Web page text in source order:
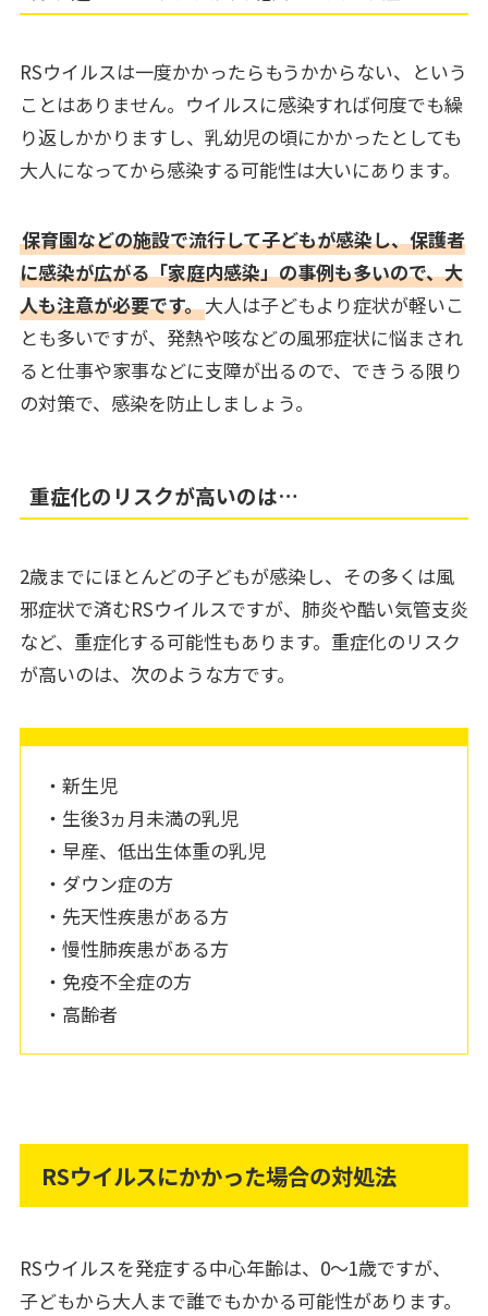
RSウイルスは一度かかったらもうかからない、という
ことはありません。ウイルスに感染すれば何度でも繰
り返しかかりますし、乳幼児の頃にかかったとしても
大人になってから感染する可能性は大いにあります。
保育園などの施設で流行して子どもが感染し、保護者
に感染が広がる「家庭内感染」の事例も多いので、大
人も注意が必要です。大人は子どもより症状が軽いこ
とも多いですが、発熱や咳などの風邪症状に悩まされ
ると仕事や家事などに支障が出るので、できうる限り
の対策で、感染を防止しましょう。
重症化のリスクが高いのは…
2歳までにほとんどの子どもが感染し、その多くは風
邪症状で済むRSウイルスですが、肺炎や酷い気管支炎
など、重症化する可能性もあります。重症化のリスク
が高いのは、次のような方です。
・新生児
・生後3ヵ月未満の乳児
・早産、低出生体重の乳児
・ダウン症の方
・先天性疾患がある方
・慢性肺疾患がある方
・免疫不全症の方
・高齢者
RSウイルスにかかった場合の対処法
RSウイルスを発症する中心年齢は、0～1歳ですが、
子どもから大人まで誰でもかかる可能性があります。